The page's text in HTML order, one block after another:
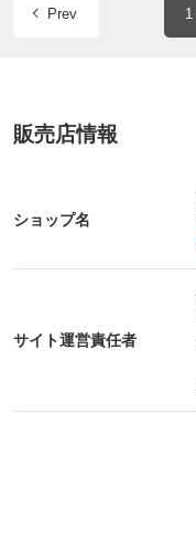
Prev 1
販売店情報
ショップ名
サイト運営責任者